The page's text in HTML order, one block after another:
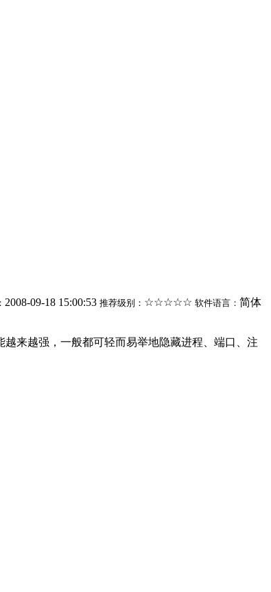
2008-09-18 15:00:53 推荐级别： ☆☆☆☆☆ 软件语言： 简体
来越强，一般都可轻而易举地隐藏进程、端口、注